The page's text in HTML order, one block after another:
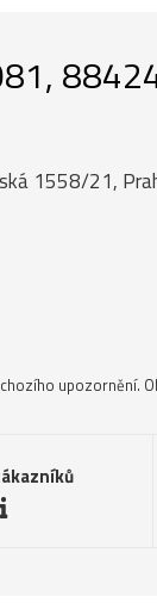
1558/21,
upozornění.